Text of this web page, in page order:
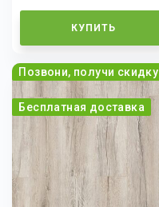
КУПИТЬ
Позвони, получи скидку
Бесплатная доставка